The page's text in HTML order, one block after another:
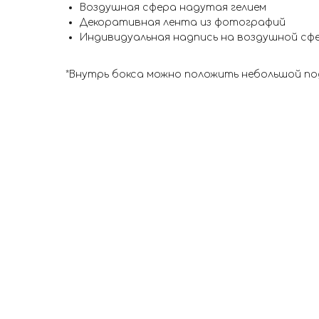
Воздушная сфера надутая гелием
Декоративная лента из фотографий
Индивидуальная надпись на воздушной
*Внутрь бокса можно положить небольшой